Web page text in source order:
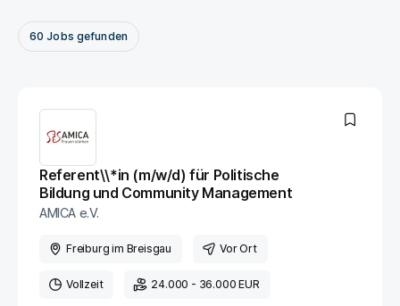
60 Jobs gefunden
Referent\\*in (m/w/d) für Politische
Bildung und Community Management
AMICA e.V.
Freiburg im Breisgau Vor Ort
Vollzeit 24.000 - 36.000 EUR